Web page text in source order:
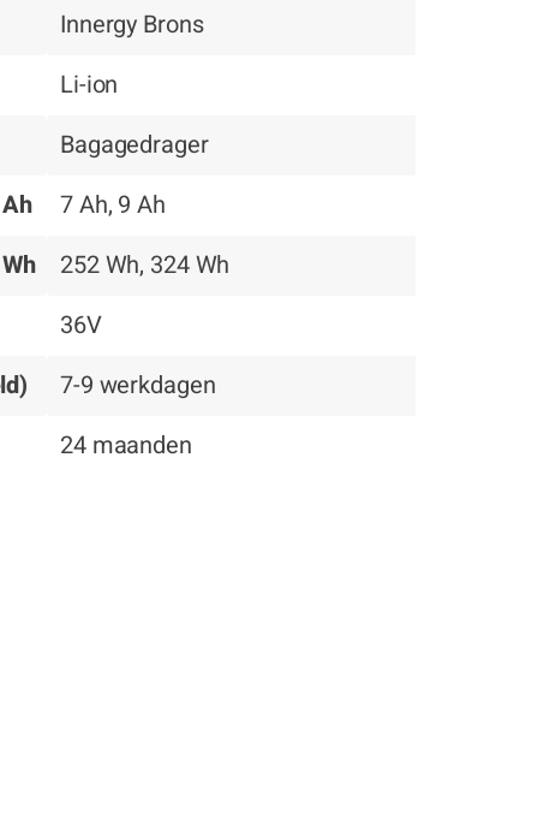
Innergy Brons
Li-ion
Bagagedrager
7 Ah, 9 Ah
252 Wh, 324 Wh
36V
7-9 werkdagen
24 maanden